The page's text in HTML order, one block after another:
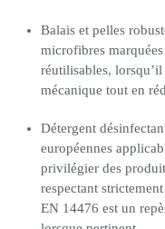
Balais et pelles
microfibres
réutilisables,
mécanique tout en
Détergent
européennes
privilégier des
respectant
EN 14476 est un